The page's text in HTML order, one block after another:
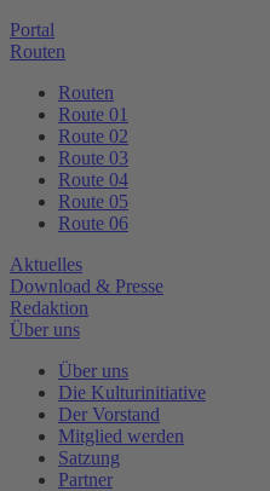
Portal
Routen
Routen
Route 01
Route 02
Route 03
Route 04
Route 05
Route 06
Aktuelles
Download & Presse
Redaktion
Über uns
Über uns
Die Kulturinitiative
Der Vorstand
Mitglied werden
Satzung
Partner